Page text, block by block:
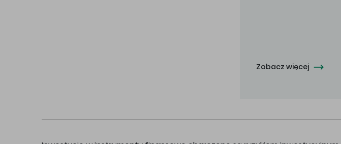
Zobacz więcej